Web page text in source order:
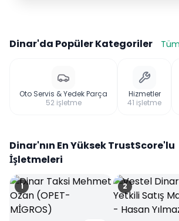
Dinar'da Popüler Kategoriler
Oto Servis & Yedek Parça
52 işletme
Hizmetler
41 işletme
Dinar'nın En Yüksek TrustScore'lu
İşletmeleri
1 2